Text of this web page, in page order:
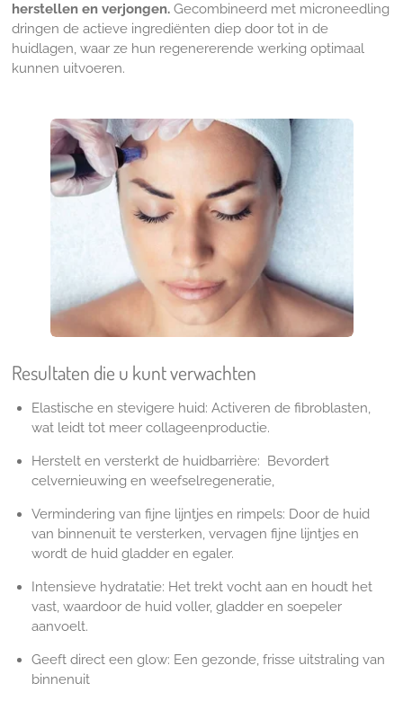
herstellen en verjongen.Gecombineerd met microneedling
dringen de actieve ingrediënten diep door tot in de
huidlagen, waar ze hun regenererende werking optimaal
kunnen uitvoeren.
Resultaten die u kunt verwachten
Elastische en stevigere huid: Activeren de fibroblasten,
wat leidt tot meer collageenproductie.
Herstelt en versterkt de huidbarrière: Bevordert
celvernieuwing en weefselregeneratie,
Vermindering van fijne lijntjes en rimpels: Door de huid
van binnenuit te versterken, vervagen fijne lijntjes en
wordt de huid gladder en egaler.
Intensieve hydratatie: Het trekt vocht aan en houdt het
vast, waardoor de huid voller, gladder en soepeler
aanvoelt.
Geeft direct een glow: Een gezonde, frisse uitstraling van
binnenuit